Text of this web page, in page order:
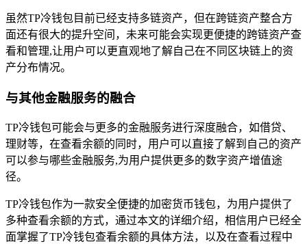
虽然TP冷钱包目前已经支持多链资产，但在跨链资产整合方
面还有很大的提升空间，未来可能会实现更便捷的跨链资产查
看和管理,让用户可以更直观地了解自己在不同区块链上的资
产分布情况。
与其他金融服务的融合
TP冷钱包可能会与更多的金融服务进行深度融合，如借贷、
理财等，在查看余额的同时，用户可以直接了解到自己的资产
可以参与哪些金融服务,为用户提供更多的数字资产增值途
径。
TP冷钱包作为一款安全便捷的加密货币钱包，为用户提供了
多种查看余额的方式，通过本文的详细介绍，相信用户已经全
面掌握了TP冷钱包查看余额的具体方法，以及在查看过程中